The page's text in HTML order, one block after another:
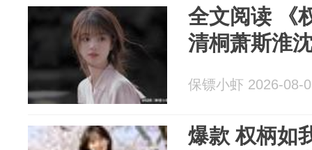
全文阅读 《
清桐萧斯淮
保镖小虾 2026-08-
爆款 权柄如